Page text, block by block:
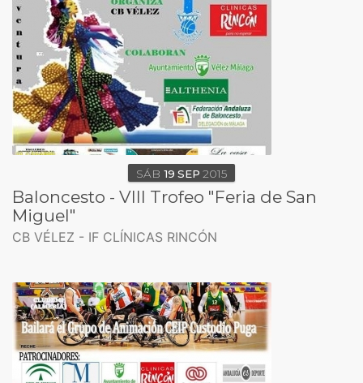
SÁB 19 SEP 2015
Baloncesto - VIII Trofeo "Feria de San
Miguel"
CB VÉLEZ - IF CLÍNICAS RINCÓN